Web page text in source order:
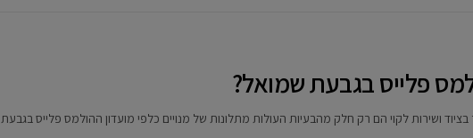
פלייס בגבעת שמואל?
ושירות לקוי הם רק חלק מהבעיות העולות מתלונות של מנויים כלפי מועדון ההולמס פלייס בגבעת